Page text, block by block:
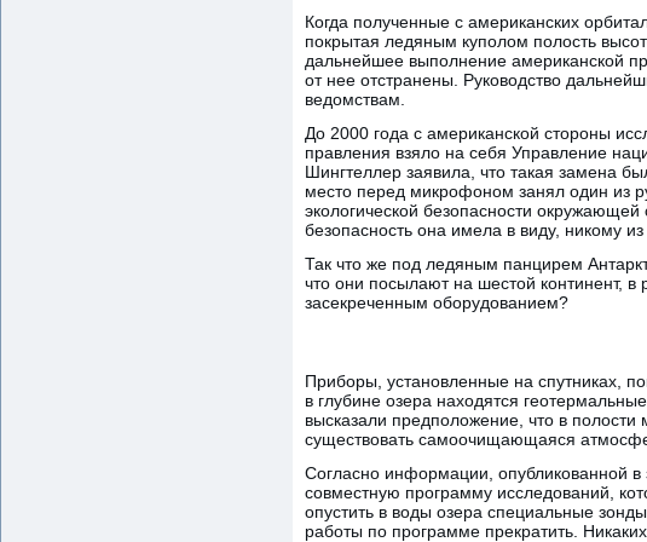
Когда полученные с американских
покрытая ледяным куполом полость
дальнейшее выполнение американской
от нее отстранены. Руководство
ведомствам.
До 2000 года с американской стороны
правления взяло на себя Управление
Шингтеллер заявила, что такая замена
место перед микрофоном занял один из
экологической безопасности
безопасность она имела в виду, никому
Так что же под ледяным панцирем
что они посылают на шестой континент,
засекреченным оборудованием?
Приборы, установленные на спутниках,
в глубине озера находятся
высказали предположение, что в
существовать самоочищающаяся
Согласно информации, опубликованной
совместную программу исследований,
опустить в воды озера специальные
работы по программе прекратить.